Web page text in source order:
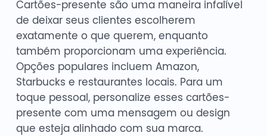
Cartões-presente são uma maneira infalível
de deixar seus clientes escolherem
exatamente o que querem, enquanto
também proporcionam uma experiência.
Opções populares incluem Amazon,
Starbucks e restaurantes locais. Para um
toque pessoal, personalize esses cartões-
presente com uma mensagem ou design
que esteja alinhado com sua marca.